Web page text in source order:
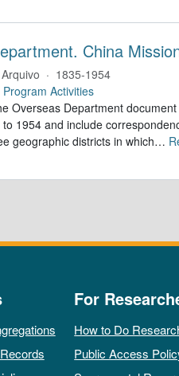
China
Arquivo · 1835-1954
Program Activities
Overseas Department
1954 and include
geographic districts in which…
For
How to Do
Public Access